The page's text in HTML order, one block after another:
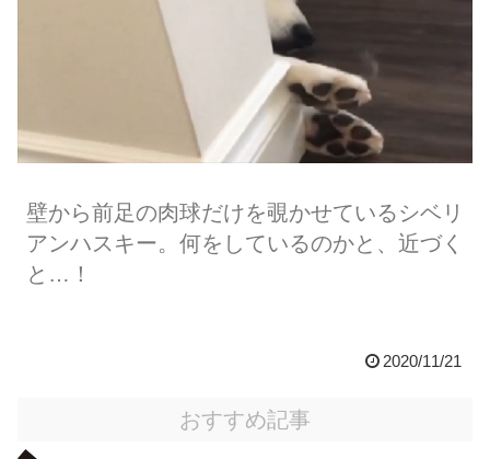
壁から前足の肉球だけを覗かせているシベリ
アンハスキー。何をしているのかと、近づく
と…！
2020/11/21
おすすめ記事